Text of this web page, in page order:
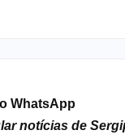
WhatsApp
notícias de